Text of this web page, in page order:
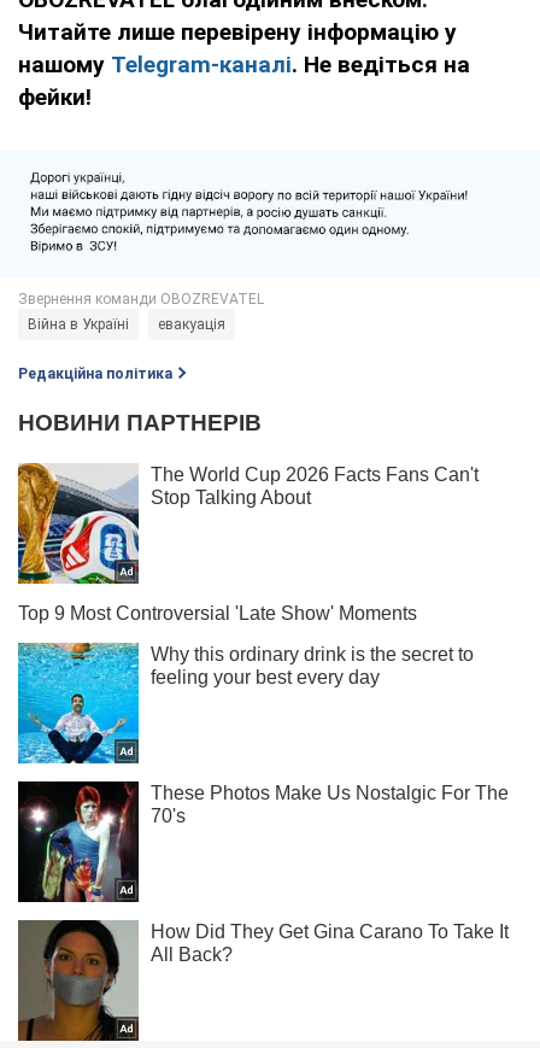
Читайте лише перевірену інформацію у
нашому Telegram-каналі. Не ведіться на
фейки!
Війна в Україні евакуація
Редакційна політика